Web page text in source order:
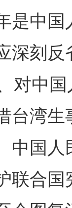
中国
深刻
对中
台湾
中国
联合